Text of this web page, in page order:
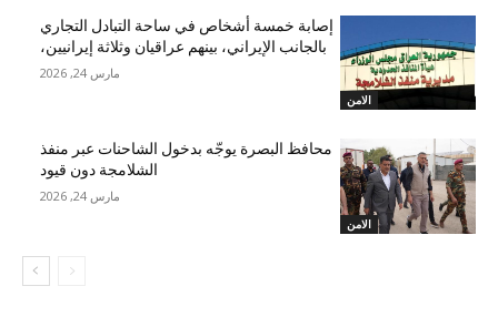
الامن
إصابة خمسة أشخاص في ساحة التبادل التجاري
بالجانب الإيراني، بينهم عراقيان وثلاثة إيرانيين،
مارس 24, 2026
الامن
محافظ البصرة يوجّه بدخول الشاحنات عبر منفذ
الشلامجة دون قيود
مارس 24, 2026